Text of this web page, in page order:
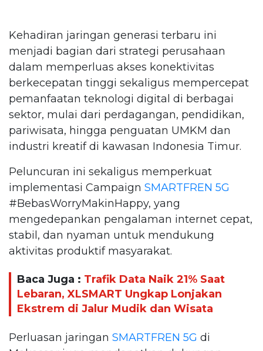
Kehadiran jaringan generasi terbaru ini
menjadi bagian dari strategi perusahaan
dalam memperluas akses konektivitas
berkecepatan tinggi sekaligus mempercepat
pemanfaatan teknologi digital di berbagai
sektor, mulai dari perdagangan, pendidikan,
pariwisata, hingga penguatan UMKM dan
industri kreatif di kawasan Indonesia Timur.
Peluncuran ini sekaligus memperkuat
implementasi Campaign SMARTFREN 5G
#BebasWorryMakinHappy, yang
mengedepankan pengalaman internet cepat,
stabil, dan nyaman untuk mendukung
aktivitas produktif masyarakat.
Baca Juga : Trafik Data Naik 21% Saat
Lebaran, XLSMART Ungkap Lonjakan
Ekstrem di Jalur Mudik dan Wisata
Perluasan jaringan SMARTFREN 5G di